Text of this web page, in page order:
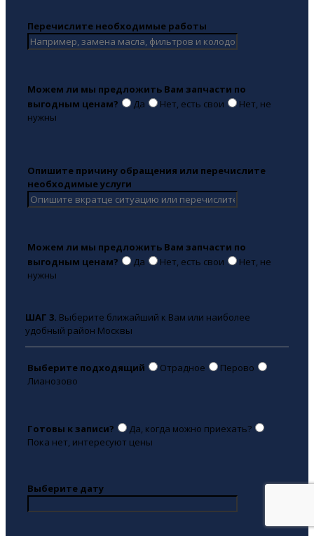
Перечислите необходимые работы
Можем ли мы предложить Вам запчасти по
выгодным ценам?
Да Нет, есть свои
Нет, не
нужны
Опишите причину обращения или перечислите
необходимые услуги
Можем ли мы предложить Вам запчасти по
выгодным ценам?
Да Нет, есть свои
Нет, не
нужны
ШАГ 3. Выберите ближайший к Вам или наиболее
удобный район Москвы
Выберите подходящий Отрадное
Перово
Лианозово
Готовы к записи?
Да, когда можно приехать?
Пока нет, интересуют цены
Выберите дату